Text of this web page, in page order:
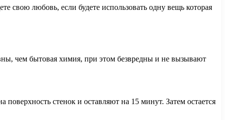
свою любовь, если будете использовать одну вещь которая
чем бытовая химия, при этом безвредны и не вызывают
стенок и оставляют на 15 минут. Затем остается